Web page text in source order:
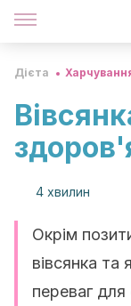
Дієта
4 хвилин
Окрім
вівсянка та
переваг